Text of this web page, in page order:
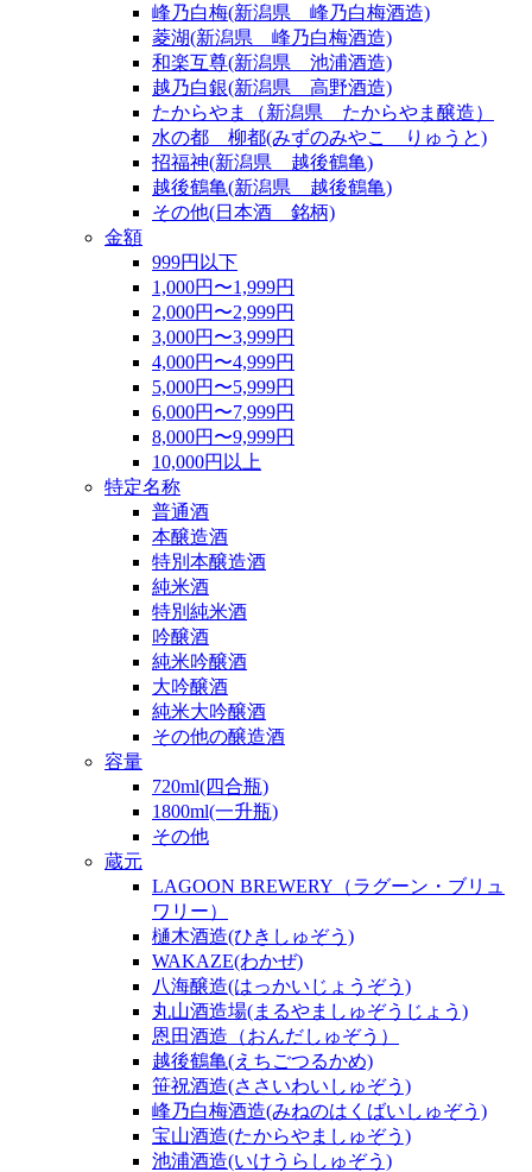
峰乃白梅(新潟県 峰乃白梅酒造)
菱湖(新潟県 峰乃白梅酒造)
和楽互尊(新潟県 池浦酒造)
越乃白銀(新潟県 高野酒造)
たからやま（新潟県 たからやま醸造）
水の都 柳都(みずのみやこ りゅうと)
招福神(新潟県 越後鶴亀)
越後鶴亀(新潟県 越後鶴亀)
その他(日本酒 銘柄)
金額
999円以下
1,000円〜1,999円
2,000円〜2,999円
3,000円〜3,999円
4,000円〜4,999円
5,000円〜5,999円
6,000円〜7,999円
8,000円〜9,999円
10,000円以上
特定名称
普通酒
本醸造酒
特別本醸造酒
純米酒
特別純米酒
吟醸酒
純米吟醸酒
大吟醸酒
純米大吟醸酒
その他の醸造酒
容量
720ml(四合瓶)
1800ml(一升瓶)
その他
蔵元
LAGOON BREWERY（ラグーン・ブリュ
ワリー）
樋木酒造(ひきしゅぞう)
WAKAZE(わかぜ)
八海醸造(はっかいじょうぞう)
丸山酒造場(まるやましゅぞうじょう)
恩田酒造（おんだしゅぞう）
越後鶴亀(えちごつるかめ)
笹祝酒造(ささいわいしゅぞう)
峰乃白梅酒造(みねのはくばいしゅぞう)
宝山酒造(たからやましゅぞう)
池浦酒造(いけうらしゅぞう)